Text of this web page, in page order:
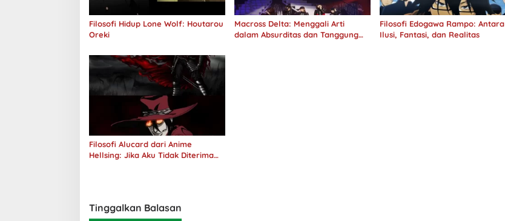
Filosofi Hidup Lone Wolf: Houtarou
Oreki
Macross Delta: Menggali Arti
dalam Absurditas dan Tanggung
Filosofi Edogawa Rampo: Antara
Ilusi, Fantasi, dan Realitas
Filosofi Alucard dari Anime
Hellsing: Jika Aku Tidak Diterima
Tinggalkan Balasan